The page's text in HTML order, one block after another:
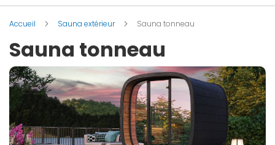
Accueil Sauna extérieur Sauna tonneau
Sauna tonneau